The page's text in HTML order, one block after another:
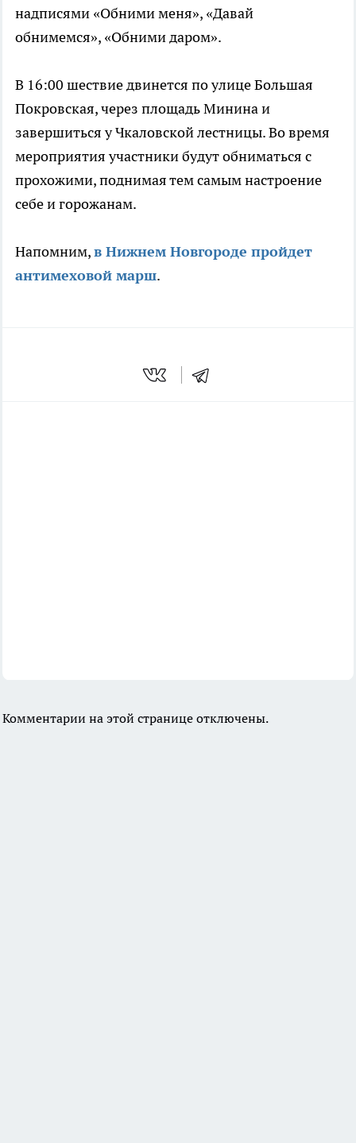
надписями «Обними меня», «Давай
обнимемся», «Обними даром».
В 16:00 шествие двинется по улице Большая
Покровская, через площадь Минина и
завершиться у Чкаловской лестницы. Во время
мероприятия участники будут обниматься с
прохожими, поднимая тем самым настроение
себе и горожанам.
Напомним,в Нижнем Новгороде пройдет
антимеховой марш.
Комментарии на этой странице отключены.